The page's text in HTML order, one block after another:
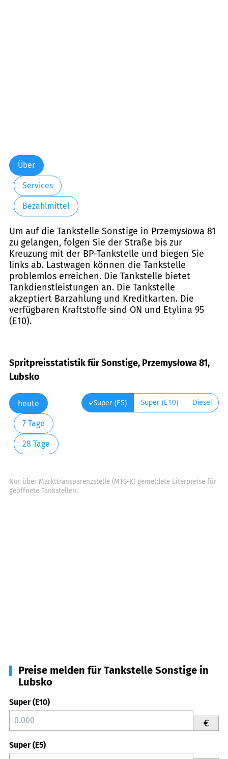
Über
Services
Bezahlmittel
Um auf die Tankstelle Sonstige in Przemysłowa 81
zu gelangen, folgen Sie der Straße bis zur
Kreuzung mit der BP-Tankstelle und biegen Sie
links ab. Lastwagen können die Tankstelle
problemlos erreichen. Die Tankstelle bietet
Tankdienstleistungen an. Die Tankstelle
akzeptiert Barzahlung und Kreditkarten. Die
verfügbaren Kraftstoffe sind ON und Etylina 95
(E10).
Spritpreisstatistik für Sonstige, Przemysłowa 81,
Lubsko
heute
7 Tage
28 Tage
Super (E5) Super (E10) Diesel
Nur über Markttransparenzstelle (MTS-K) gemeldete Literpreise für
geöffnete Tankstellen.
Preise melden für Tankstelle Sonstige in
Lubsko
Super (E10)
€
Super (E5)